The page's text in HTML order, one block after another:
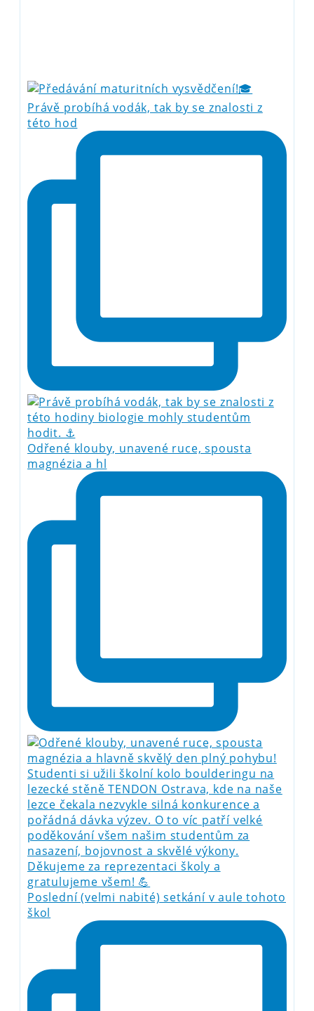
Právě probíhá vodák, tak by se znalosti z
této hod
Odřené klouby, unavené ruce, spousta
magnézia a hl
Poslední (velmi nabité) setkání v aule tohoto
škol